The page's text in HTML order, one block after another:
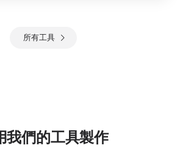
所有工具
我們的工具製作